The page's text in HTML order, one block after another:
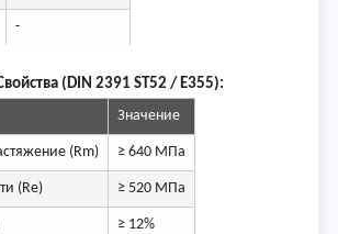
-
(DIN 2391 ST52 / E355):
Значение
(Rm) ≥ 640 МПа
(Re) ≥ 520 МПа
≥ 12%